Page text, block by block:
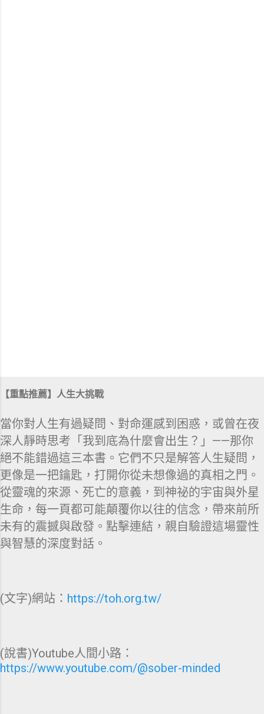
【重點推薦】人生大挑戰
當你對人生有過疑問、對命運感到困惑，或曾在夜
深人靜時思考「我到底為什麼會出生？」——那你
絕不能錯過這三本書。它們不只是解答人生疑問，
更像是一把鑰匙，打開你從未想像過的真相之門。
從靈魂的來源、死亡的意義，到神祕的宇宙與外星
生命，每一頁都可能顛覆你以往的信念，帶來前所
未有的震撼與啟發。點擊連結，親自驗證這場靈性
與智慧的深度對話。
(文字)網站： https://toh.org.tw/
(說書)Youtube人間小路：
https://www.youtube.com/@sober-minded